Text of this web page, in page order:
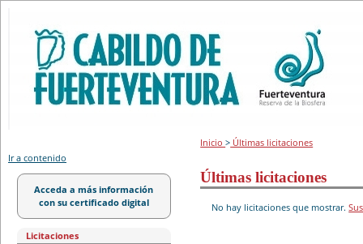
Ir a contenido
Acceda a más información
con su certificado digital
Licitaciones
Inicio> Últimas licitaciones
Últimas licitaciones
No hay licitaciones que mostrar.